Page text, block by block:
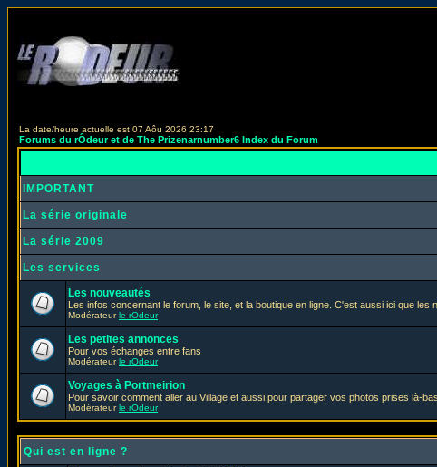
La date/heure actuelle est 07 Aôu 2026 23:17
Forums du rÔdeur et de The Prizenarnumber6 Index du Forum
IMPORTANT
La série originale
La série 2009
Les services
Les nouveautés
Les infos concernant le forum, le site, et la boutique en ligne. C'est aussi ici que les
Modérateurle rOdeur
Les petites annonces
Pour vos échanges entre fans
Modérateurle rOdeur
Voyages à Portmeirion
Pour savoir comment aller au Village et aussi pour partager vos photos prises là-
Modérateurle rOdeur
Qui est en ligne ?